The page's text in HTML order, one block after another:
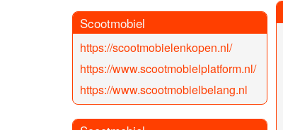
Scootmobiel
https://scootmobielenkopen.nl/
https://www.scootmobielplatform.nl/
https://www.scootmobielbelang.nl